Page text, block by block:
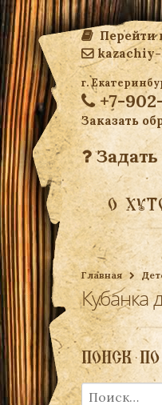
Перейти
г.
+7-
Заказать
Задать
О
Главная
Кубанка
ПОИСК